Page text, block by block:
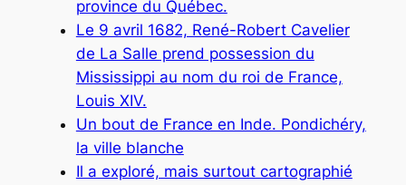
province du Québec.
Le 9 avril 1682, René-Robert Cavelier
de La Salle prend possession du
Mississippi au nom du roi de France,
Louis XIV.
Un bout de France en Inde. Pondichéry,
la ville blanche
Il a exploré, mais surtout cartographié